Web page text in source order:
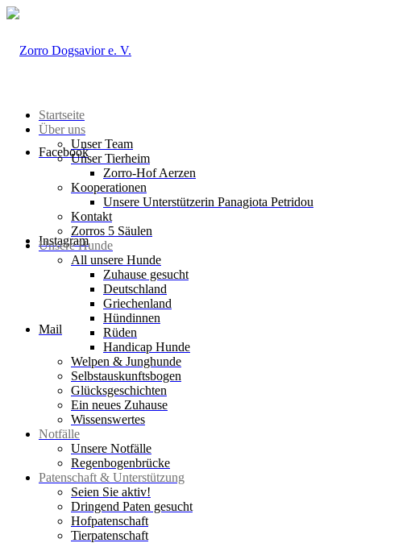
Facebook
Instagram
Mail
Startseite
Über uns
Unser Team
Unser Tierheim
Zorro-Hof Aerzen
Kooperationen
Unsere Unterstützerin Panagiota Petridou
Kontakt
Zorros 5 Säulen
Unsere Hunde
All unsere Hunde
Zuhause gesucht
Deutschland
Griechenland
Hündinnen
Rüden
Handicap Hunde
Welpen & Junghunde
Selbstauskunftsbogen
Glücksgeschichten
Ein neues Zuhause
Wissenswertes
Notfälle
Unsere Notfälle
Regenbogenbrücke
Patenschaft & Unterstützung
Seien Sie aktiv!
Dringend Paten gesucht
Hofpatenschaft
Tierpatenschaft